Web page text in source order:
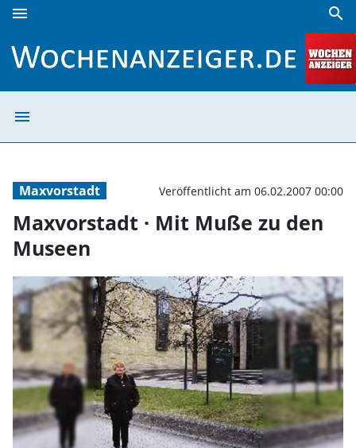
menu search
menu
Maxvorstadt Veröffentlicht am 06.02.2007 00:00
Maxvorstadt · Mit Muße zu den
Museen